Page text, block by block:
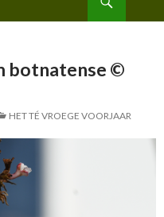
botnatense ©
HET TÉ VROEGE VOORJAAR